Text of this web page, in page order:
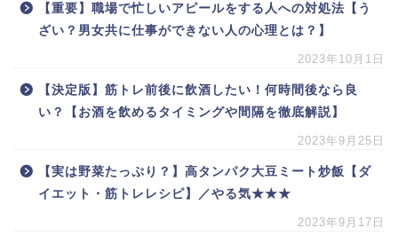
【重要】職場で忙しいアピールをする人への対処法【う
ざい？男女共に仕事ができない人の心理とは？】
2023年10月1日
【決定版】筋トレ前後に飲酒したい！何時間後なら良
い？【お酒を飲めるタイミングや間隔を徹底解説】
2023年9月25日
【実は野菜たっぷり？】高タンパク大豆ミート炒飯【ダ
イエット・筋トレレシピ】／やる気★★★
2023年9月17日